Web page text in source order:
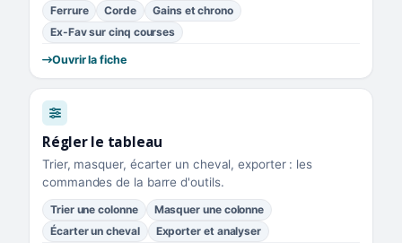
Ferrure Corde
Gains et chrono
Ex-Fav sur cinq courses
Ouvrir la fiche
Régler le tableau
Trier, masquer, écarter un cheval, exporter : les
commandes de la barre d'outils.
Trier une colonne
Masquer une colonne
Écarter un cheval
Exporter et analyser